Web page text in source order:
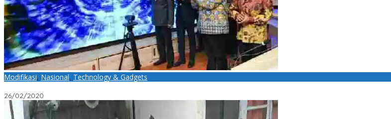
Modifikasi, Nasional, Technology & Gadgets
26/02/2020